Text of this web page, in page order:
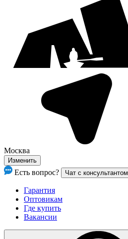
Москва
Изменить
Есть вопрос? Чат с консультантом
Гарантия
Оптовикам
Где купить
Вакансии